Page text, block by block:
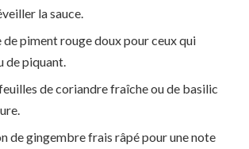
la sauce.
de piment rouge doux pour ceux qui
de piquant.
de coriandre fraîche ou de basilic
de gingembre frais râpé pour une note